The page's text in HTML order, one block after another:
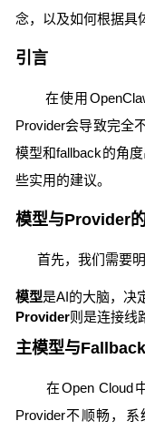
念，以及如何根据具
引言
在使用
Provider会导致完全
模型和fallback的角
些实用的建议。
模型与Provider
首先，我们需要明
模型是AI的大脑，决
Provider则是连接线
主模型与Fallback
在Open Cloud
Provider不顺畅，